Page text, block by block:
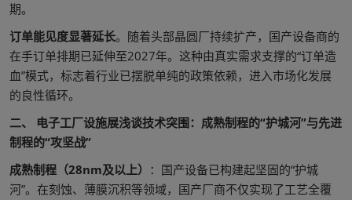
期。
订单能见度显著延长。随着头部晶圆厂持续扩产，国产设备商的
在手订单排期已延伸至2027年。这种由真实需求支撑的“订单造
血”模式，标志着行业已摆脱单纯的政策依赖，进入市场化发展
的良性循环。
二、 电子工厂设施展浅谈技术突围：成熟制程的“护城河”与先进
制程的“攻坚战”
成熟制程（28nm及以上） ：国产设备已构建起坚固的“护城
河”。在刻蚀、薄膜沉积等领域，国产厂商不仅实现了工艺全覆